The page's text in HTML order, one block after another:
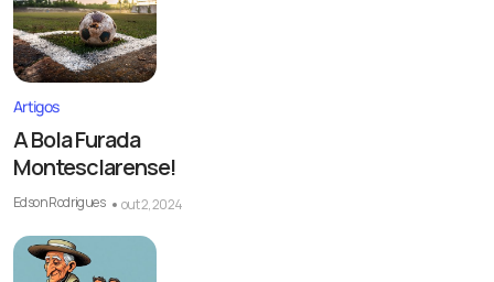
Artigos
A Bola Furada
Montesclarense!
Edson Rodrigues out 2, 2024